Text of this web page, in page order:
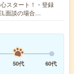
スタート！・登録
面談の場合…
50代
60代